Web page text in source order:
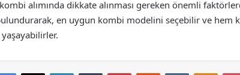
alımında dikkate alınması gereken önemli
en uygun kombi modelini seçebilir ve hem
Facebook
X LinkedInTumblr PinterestReddit VKontakte